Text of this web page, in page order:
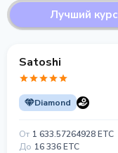
Лучший курс
Satoshi
Diamond
От 1 633.57264928 ETC
До 16 336 ETC